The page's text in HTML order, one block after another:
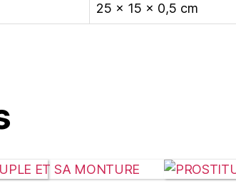
25 × 15 × 0,5 cm